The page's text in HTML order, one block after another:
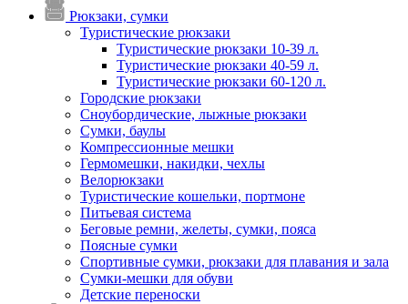
Рюкзаки, сумки
Туристические рюкзаки
Туристические рюкзаки 10-39 л.
Туристические рюкзаки 40-59 л.
Туристические рюкзаки 60-120 л.
Городские рюкзаки
Сноубордические, лыжные рюкзаки
Сумки, баулы
Компрессионные мешки
Гермомешки, накидки, чехлы
Велорюкзаки
Туристические кошельки, портмоне
Питьевая система
Беговые ремни, желеты, сумки, пояса
Поясные сумки
Спортивные сумки, рюкзаки для плавания и зала
Сумки-мешки для обуви
Детские переноски